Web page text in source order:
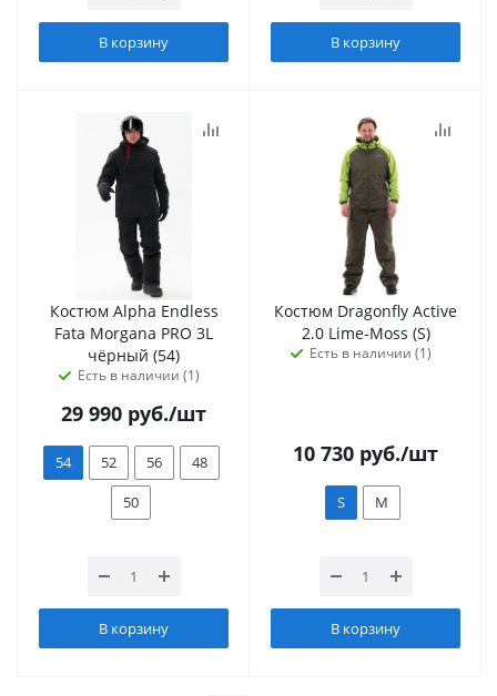
В корзину В корзину
Костюм Alpha Endless
Fata Morgana PRO 3L
чёрный (54)
Есть в наличии (1)
29 990 руб./шт
54 52 56
48
50
В корзину
Костюм Dragonfly Active
2.0 Lime-Moss (S)
Есть в наличии (1)
10 730 руб./шт
S M
В корзину